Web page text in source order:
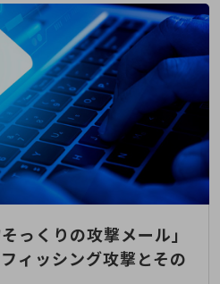
っくりの攻撃メール」
ィッシング攻撃とその